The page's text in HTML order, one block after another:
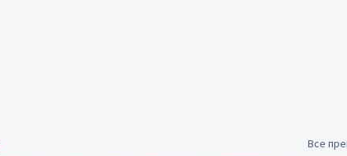
Все